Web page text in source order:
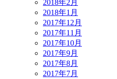
2018年2月
2018年1月
2017年12月
2017年11月
2017年10月
2017年9月
2017年8月
2017年7月